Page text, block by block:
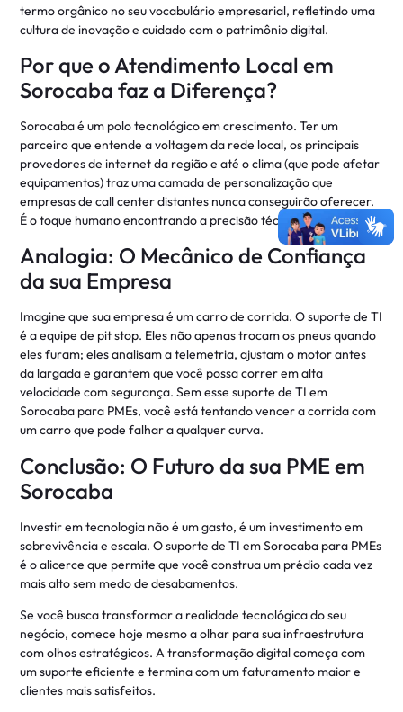
termo orgânico no seu vocabulário empresarial, refletindo uma
cultura de inovação e cuidado com o patrimônio digital.
Por que o Atendimento Local em
Sorocaba faz a Diferença?
Sorocaba é um polo tecnológico em crescimento. Ter um
parceiro que entende a voltagem da rede local, os principais
provedores de internet da região e até o clima (que pode afetar
equipamentos) traz uma camada de personalização que
empresas de call center distantes nunca conseguirão oferecer.
É o toque humano encontrando a precisão técnica.
Analogia: O Mecânico de Confiança
da sua Empresa
Imagine que sua empresa é um carro de corrida. O suporte de TI
é a equipe de pit stop. Eles não apenas trocam os pneus quando
eles furam; eles analisam a telemetria, ajustam o motor antes
da largada e garantem que você possa correr em alta
velocidade com segurança. Sem esse suporte de TI em
Sorocaba para PMEs, você está tentando vencer a corrida com
um carro que pode falhar a qualquer curva.
Conclusão: O Futuro da sua PME em
Sorocaba
Investir em tecnologia não é um gasto, é um investimento em
sobrevivência e escala. O suporte de TI em Sorocaba para PMEs
é o alicerce que permite que você construa um prédio cada vez
mais alto sem medo de desabamentos.
Se você busca transformar a realidade tecnológica do seu
negócio, comece hoje mesmo a olhar para sua infraestrutura
com olhos estratégicos. A transformação digital começa com
um suporte eficiente e termina com um faturamento maior e
clientes mais satisfeitos.